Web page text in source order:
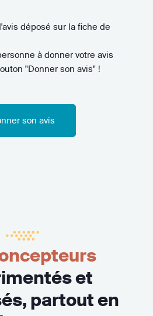
déposé sur la fiche de
à donner votre avis
"Donner son avis" !
son avis
et
partout en